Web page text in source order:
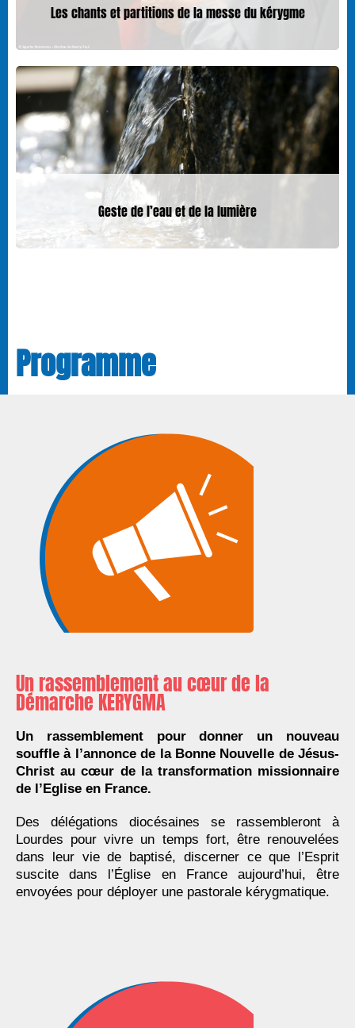
Les chants et partitions de la messe du kérygme
Geste de l’eau et de la lumière
Programme
Un rassemblement au cœur de la
Démarche KERYGMA
Un rassemblement pour donner un nouveau
souffle à l’annonce de la Bonne Nouvelle de Jésus-
Christ au cœur de la transformation missionnaire
de l’Eglise en France.
Des délégations diocésaines se rassembleront à
Lourdes pour vivre un temps fort, être renouvelées
dans leur vie de baptisé, discerner ce que l’Esprit
suscite dans l’Église en France aujourd’hui, être
envoyées pour déployer une pastorale kérygmatique.